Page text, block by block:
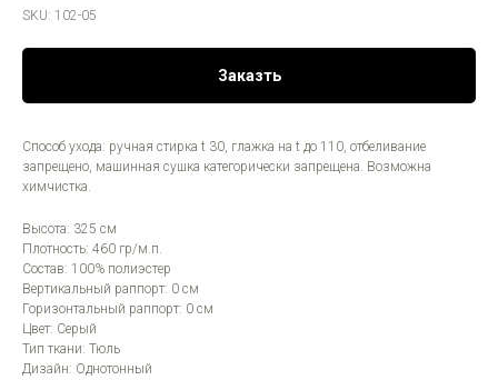
SKU: 102-05
Заказть
Способ ухода: ручная стирка t 30, глажка на t до 110, отбеливание
запрещено, машинная сушка категорически запрещена. Возможна
химчистка.
Высота: 325 см
Плотность: 460 гр/м.п.
Состав: 100% полиэстер
Вертикальный раппорт: 0 см
Горизонтальный раппорт: 0 см
Цвет: Серый
Тип ткани: Тюль
Дизайн: Однотонный